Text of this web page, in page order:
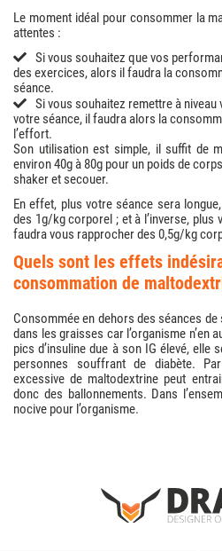
Le moment idéal pour consommer la
attentes :
Si vous souhaitez que vos
des exercices, alors il faudra la
séance.
Si vous souhaitez remettre à
votre séance, il faudra alors la
l’effort.
Son utilisation est simple, il suffit de
environ 40g à 80g pour un poids de
shaker et secouer.
En effet, plus votre séance sera
des 1g/kg corporel ; et à l’inverse,
faudra vous rapprocher des 0,5g/kg
quels sont les effets indésirables liés à la
consommation de
Consommée en dehors des séances
dans les graisses car l’organisme n’en
pics d’insuline due à son IG élevé, elle
personnes souffrant de diabète.
excessive de maltodextrine peut
donc des ballonnements. Dans
nocive pour l’organisme.